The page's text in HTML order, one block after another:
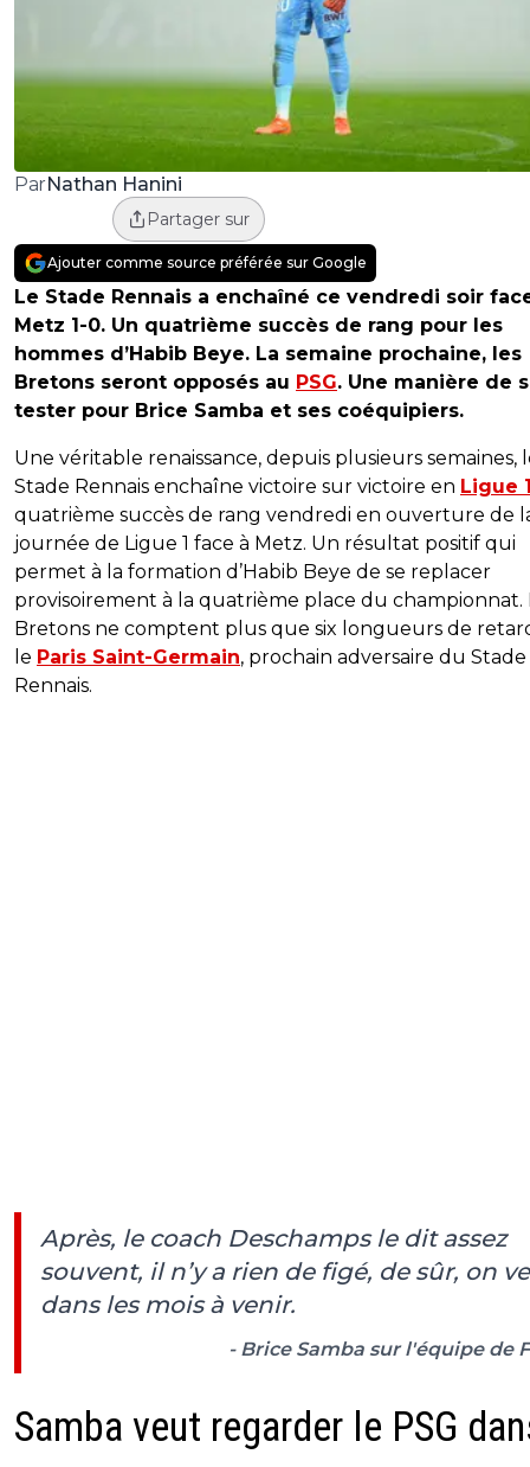
ParNathan Hanini
Partager sur
Ajouter comme source préférée sur Google
Le Stade Rennais a enchaîné ce vendredi soir
Metz 1-0. Un quatrième succès de rang pour les
hommes d’Habib Beye. La semaine prochaine, les
Bretons seront opposés au PSG. Une manière de
tester pour Brice Samba et ses coéquipiers.
Une véritable renaissance, depuis plusieurs semaines,
Stade Rennais enchaîne victoire sur victoire en Ligue
quatrième succès de rang vendredi en ouverture de
journée de Ligue 1 face à Metz. Un résultat positif qui
permet à la formation d’Habib Beye de se replacer
provisoirement à la quatrième place du championnat.
Bretons ne comptent plus que six longueurs de
le Paris Saint-Germain, prochain adversaire du Stade
Rennais.
Après, le coach Deschamps le dit assez
souvent, il n’y a rien de figé, de sûr, on
dans les mois à venir.
- Brice Samba sur l'équipe de
Samba veut regarder le PSG